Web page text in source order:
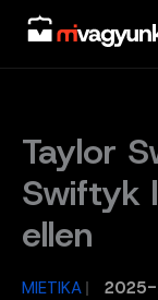
Skip
content
Taylor
Swiftyk
ellen
MIETIKA /